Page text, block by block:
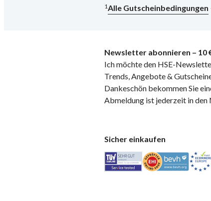
1Alle Gutscheinbedingungen
Newsletter abonnieren – 10
Ich möchte den HSE-
Trends, Angebote &
Dankeschön bekommen Sie
Abmeldung ist jederzeit in
Sicher einkaufen